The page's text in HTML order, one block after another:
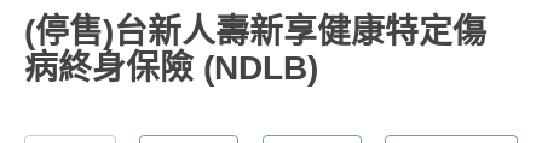
(停售)台新人壽新享健康特定傷
病終身保險 (NDLB)